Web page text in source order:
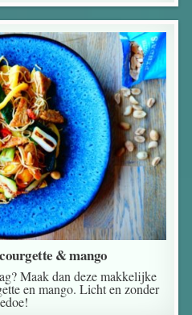
& mango
Maak dan deze makkelijke
en mango. Licht en zonder